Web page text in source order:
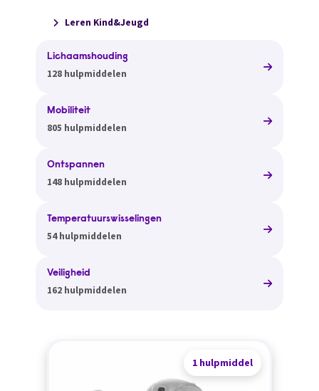
Leren Kind&Jeugd
Lichaamshouding
128 hulpmiddelen
Mobiliteit
805 hulpmiddelen
Ontspannen
148 hulpmiddelen
Temperatuurswisselingen
54 hulpmiddelen
Veiligheid
162 hulpmiddelen
1 hulpmiddel